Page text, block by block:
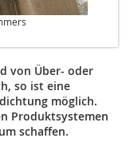
von Über- oder
so ist eine
möglich.
Produktsystemen
schaffen.